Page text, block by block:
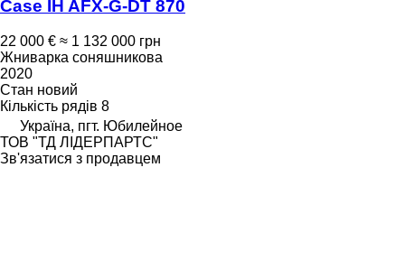
Case IH AFX-G-DT 870
22 000 € ≈ 1 132 000 грн
Жниварка соняшникова
2020
Стан новий
Кількість рядів 8
Україна, пгт. Юбилейное
ТОВ "ТД ЛІДЕРПАРТС"
Зв'язатися з продавцем